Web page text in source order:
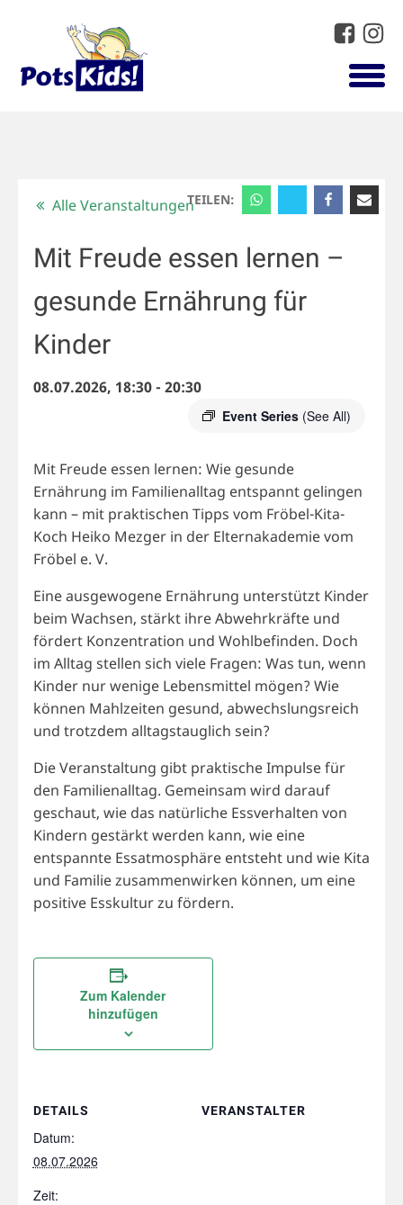
TEILEN:
Alle Veranstaltungen
Mit Freude essen lernen –
gesunde Ernährung für
Kinder
08.07.2026, 18:30- 20:30
Event Series (See All)
Mit Freude essen lernen: Wie gesunde
Ernährung im Familienalltag entspannt gelingen
kann – mit praktischen Tipps vom Fröbel-Kita-
Koch Heiko Mezger in der Elternakademie vom
Fröbel e. V.
Eine ausgewogene Ernährung unterstützt Kinder
beim Wachsen, stärkt ihre Abwehrkräfte und
fördert Konzentration und Wohlbefinden. Doch
im Alltag stellen sich viele Fragen: Was tun, wenn
Kinder nur wenige Lebensmittel mögen? Wie
können Mahlzeiten gesund, abwechslungsreich
und trotzdem alltagstauglich sein?
Die Veranstaltung gibt praktische Impulse für
den Familienalltag. Gemeinsam wird darauf
geschaut, wie das natürliche Essverhalten von
Kindern gestärkt werden kann, wie eine
entspannte Essatmosphäre entsteht und wie Kita
und Familie zusammenwirken können, um eine
positive Esskultur zu fördern.
Zum Kalender
hinzufügen
DETAILS
Datum:
08.07.2026
Zeit:
VERANSTALTER